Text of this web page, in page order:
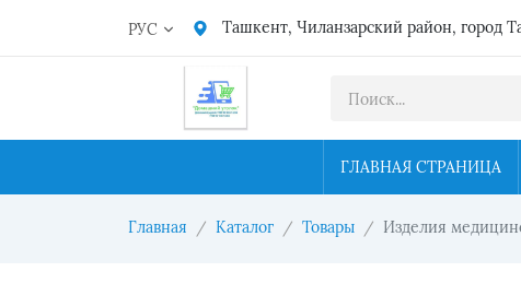
РУС Ташкент, Чиланзарский район, город
ГЛАВНАЯ СТРАНИЦА
Главная Каталог Товары Изделия